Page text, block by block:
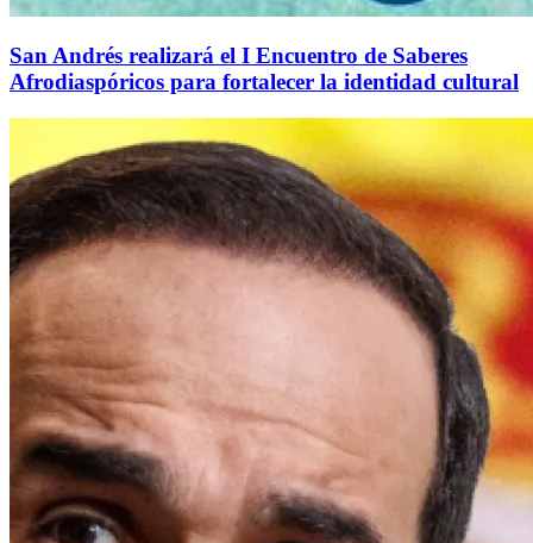
San Andrés realizará el I Encuentro de Saberes
Afrodiaspóricos para fortalecer la identidad cultural